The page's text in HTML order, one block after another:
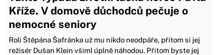
Kříže. V domově důchodců pečuje o
nemocné seniory
Roli Štěpána Šafránka už mu nikdo neodpáře, přitom si jej
režisér Dušan Klein všiml úplně náhodou. Přitom byste jej